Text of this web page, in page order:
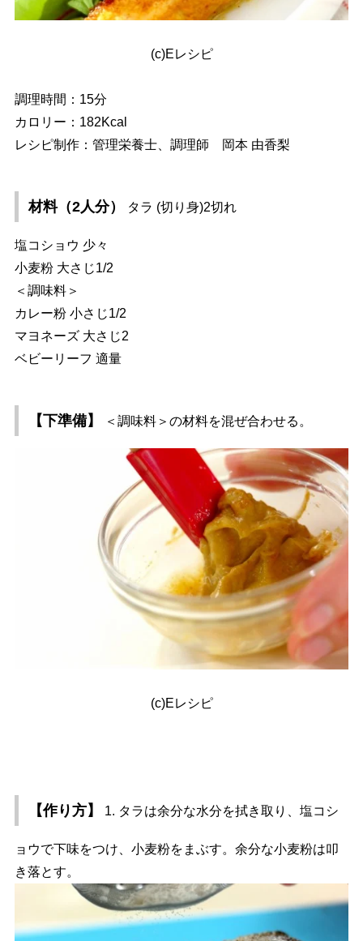
(c)Eレシピ
調理時間：15分
カロリー：182Kcal
レシピ制作：管理栄養士、調理師 岡本 由香梨
材料（2人分） タラ (切り身)2切れ
塩コショウ 少々
小麦粉 大さじ1/2
＜調味料＞
カレー粉 小さじ1/2
マヨネーズ 大さじ2
ベビーリーフ 適量
【下準備】 ＜調味料＞の材料を混ぜ合わせる。
(c)Eレシピ
【作り方】 1. タラは余分な水分を拭き取り、塩コシ
ョウで下味をつけ、小麦粉をまぶす。余分な小麦粉は叩
き落とす。